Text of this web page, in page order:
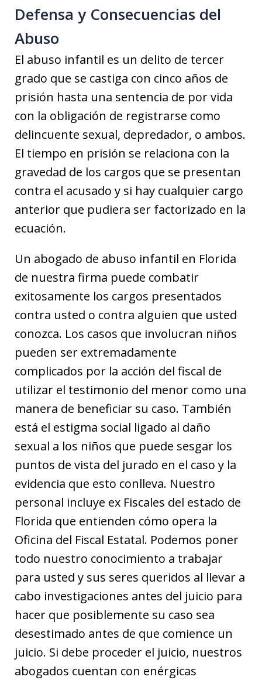
Defensa y Consecuencias del
Abuso
El abuso infantil es un delito de tercer
grado que se castiga con cinco años de
prisión hasta una sentencia de por vida
con la obligación de registrarse como
delincuente sexual, depredador, o ambos.
El tiempo en prisión se relaciona con la
gravedad de los cargos que se presentan
contra el acusado y si hay cualquier cargo
anterior que pudiera ser factorizado en la
ecuación.
Un abogado de abuso infantil en Florida
de nuestra firma puede combatir
exitosamente los cargos presentados
contra usted o contra alguien que usted
conozca. Los casos que involucran niños
pueden ser extremadamente
complicados por la acción del fiscal de
utilizar el testimonio del menor como una
manera de beneficiar su caso. También
está el estigma social ligado al daño
sexual a los niños que puede sesgar los
puntos de vista del jurado en el caso y la
evidencia que esto conlleva. Nuestro
personal incluye ex Fiscales del estado de
Florida que entienden cómo opera la
Oficina del Fiscal Estatal. Podemos poner
todo nuestro conocimiento a trabajar
para usted y sus seres queridos al llevar a
cabo investigaciones antes del juicio para
hacer que posiblemente su caso sea
desestimado antes de que comience un
juicio. Si debe proceder el juicio, nuestros
abogados cuentan con enérgicas